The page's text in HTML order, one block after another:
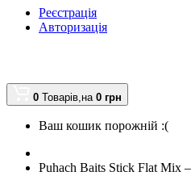
Реєстрація
Авторизація
0 Товарів,на 0 грн
Ваш кошик порожній :(
Puhach Baits Stick Flat Mix